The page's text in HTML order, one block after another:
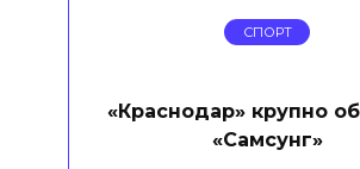
СПОРТ
«Краснодар» крупно
«Самсунг»